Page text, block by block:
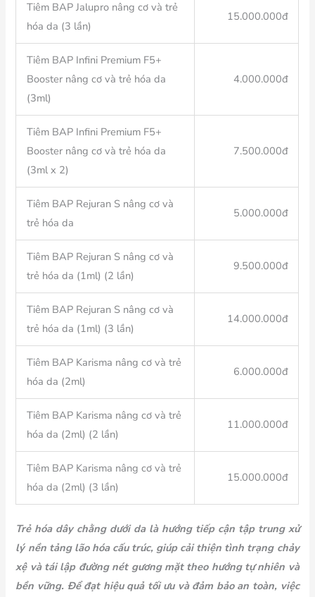
Tiêm BAP Jalupro nâng cơ và trẻ
hóa da (3 lần)
15.000.000đ
Tiêm BAP Infini Premium F5+
Booster nâng cơ và trẻ hóa da
(3ml)
4.000.000đ
Tiêm BAP Infini Premium F5+
Booster nâng cơ và trẻ hóa da
(3ml x 2)
7.500.000đ
Tiêm BAP Rejuran S nâng cơ và
trẻ hóa da
5.000.000đ
Tiêm BAP Rejuran S nâng cơ và
trẻ hóa da (1ml) (2 lần)
9.500.000đ
Tiêm BAP Rejuran S nâng cơ và
trẻ hóa da (1ml) (3 lần)
14.000.000đ
Tiêm BAP Karisma nâng cơ và trẻ
hóa da (2ml)
6.000.000đ
Tiêm BAP Karisma nâng cơ và trẻ
hóa da (2ml) (2 lần)
11.000.000đ
Tiêm BAP Karisma nâng cơ và trẻ
hóa da (2ml) (3 lần)
15.000.000đ
Trẻ hóa dây chằng dưới da là hướng tiếp cận tập trung xử
lý nền tảng lão hóa cấu trúc, giúp cải thiện tình trạng chảy
xệ và tái lập đường nét gương mặt theo hướng tự nhiên và
bền vững. Để đạt hiệu quả tối ưu và đảm bảo an toàn, việc